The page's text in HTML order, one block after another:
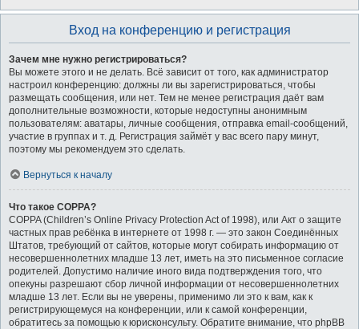
Вход на конференцию и регистрация
Зачем мне нужно регистрироваться?
Вы можете этого и не делать. Всё зависит от того, как администратор
настроил конференцию: должны ли вы зарегистрироваться, чтобы
размещать сообщения, или нет. Тем не менее регистрация даёт вам
дополнительные возможности, которые недоступны анонимным
пользователям: аватары, личные сообщения, отправка email-сообщений,
участие в группах и т. д. Регистрация займёт у вас всего пару минут,
поэтому мы рекомендуем это сделать.
Вернуться к началу
Что такое COPPA?
COPPA (Children’s Online Privacy Protection Act of 1998), или Акт о защите
частных прав ребёнка в интернете от 1998 г. — это закон Соединённых
Штатов, требующий от сайтов, которые могут собирать информацию от
несовершеннолетних младше 13 лет, иметь на это письменное согласие
родителей. Допустимо наличие иного вида подтверждения того, что
опекуны разрешают сбор личной информации от несовершеннолетних
младше 13 лет. Если вы не уверены, применимо ли это к вам, как к
регистрирующемуся на конференции, или к самой конференции,
обратитесь за помощью к юрисконсульту. Обратите внимание, что phpBB